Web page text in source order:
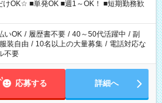
18時/11-21時/18-22時/20-翌4時/21-翌5
ご自身のご都合で選んで頂ける完全自由シ
けOK☆ ■単発OK ■週1～OK！ ■短期勤務歓
いOK / 履歴書不要 / 40～50代活躍中 / 副
服装自由 / 10名以上の大量募集 / 電話対応な
不要
応募する 詳細へ